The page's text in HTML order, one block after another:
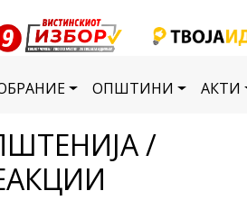
ОПШТИНИ АКТИ
/